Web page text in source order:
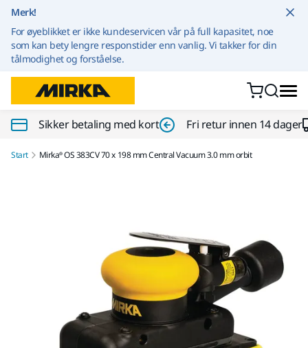
Merk!
For øyeblikket er ikke kundeservicen vår på full kapasitet, noe
som kan bety lengre responstider enn vanlig. Vi takker for din
tålmodighet og forståelse.
Sikker betaling med kort Fri retur innen 14 dager
Start Mirka® OS 383CV 70 x 198 mm Central Vacuum 3.0 mm orbit